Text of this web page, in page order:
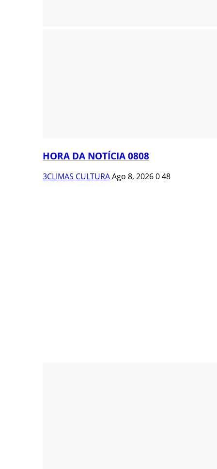
HORA DA NOTÍCIA 0808
3CLIMAS CULTURAAgo 8, 2026048